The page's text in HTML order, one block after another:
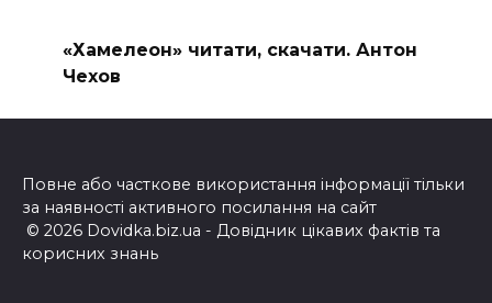
«Хамелеон» читати, скачати. Антон
Чехов
Повне або часткове використання інформації тільки
за наявності активного посилання на сайт
© 2026 Dovidka.biz.ua - Довідник цікавих фактів та
корисних знань